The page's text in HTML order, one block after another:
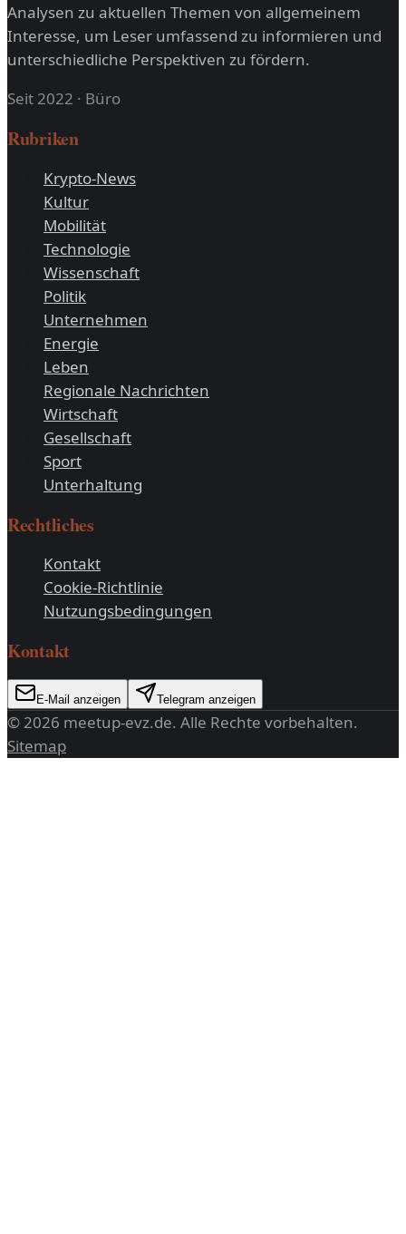
Analysen zu aktuellen Themen von allgemeinem
Interesse, um Leser umfassend zu informieren und
unterschiedliche Perspektiven zu fördern.
Seit 2022 · Büro
Rubriken
Krypto-News
Kultur
Mobilität
Technologie
Wissenschaft
Politik
Unternehmen
Energie
Leben
Regionale Nachrichten
Wirtschaft
Gesellschaft
Sport
Unterhaltung
Rechtliches
Kontakt
Cookie-Richtlinie
Nutzungsbedingungen
Kontakt
E-Mail anzeigen Telegram anzeigen
©2026 meetup-evz.de. Alle Rechte vorbehalten.
Sitemap